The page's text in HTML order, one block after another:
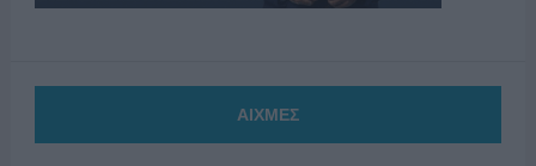
ΑΙΧΜΕΣ